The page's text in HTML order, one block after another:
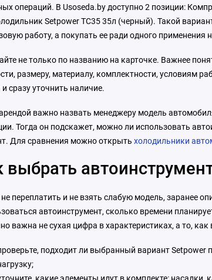
операций. В Usoseda.by доступно 2 позиции:
Setpower TC35 35л (черный). Такой
работу, а покупать ее ради одного применения
не только по названию на карточке. Важнее
размеру, материалу, комплектности, условиям
и сразу уточнить наличие.
важно назвать менеджеру модель
Тогда он подскажет, можно ли использовать
Для сравнения можно открытьхолодильники
выбрать
переплатить и не взять слабую модель, заранее
автоинструмент, сколько времени
важна не сухая цифра в характеристиках, а то,
подходит ли выбранный вариант